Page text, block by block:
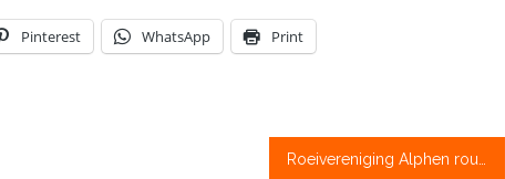
Pinterest WhatsApp Print
Roeivereniging Alphen rouwt om overleden skiffeur (72)